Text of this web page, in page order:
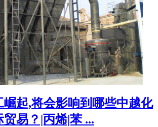
崛起,将会影响到哪些中越化
易？|丙烯|苯 ...